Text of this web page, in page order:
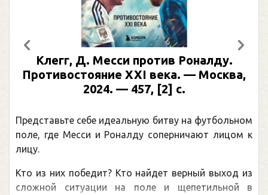
Клегг, Д. Месси против Роналду.
Противостояние XXI века. — Москва,
2024. — 457, [2] с.
Представьте себе идеальную битву на футбольном
поле, где Месси и Роналду соперничают лицом к
лицу.
Кто из них победит? Кто найдет верный выход из
сложной ситуации на поле и щепетильной в
Предыдущий